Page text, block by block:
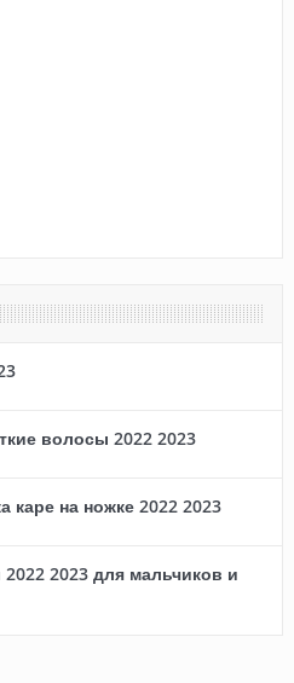
волосы 2022 2023
каре на ножке 2022 2023
2023 для мальчиков и